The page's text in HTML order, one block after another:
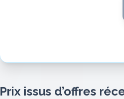
Prix issus d’offres